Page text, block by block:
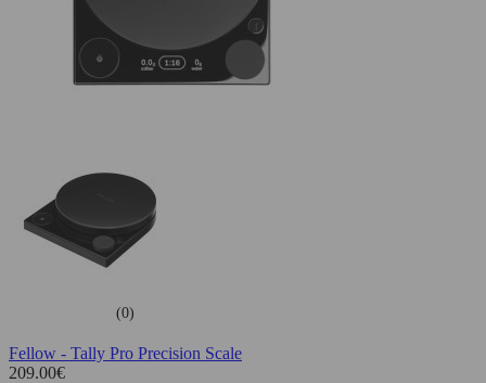
(0)
Fellow - Tally Pro Precision Scale
209.00€